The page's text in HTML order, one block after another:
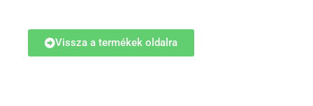
Vissza a termékek oldalra